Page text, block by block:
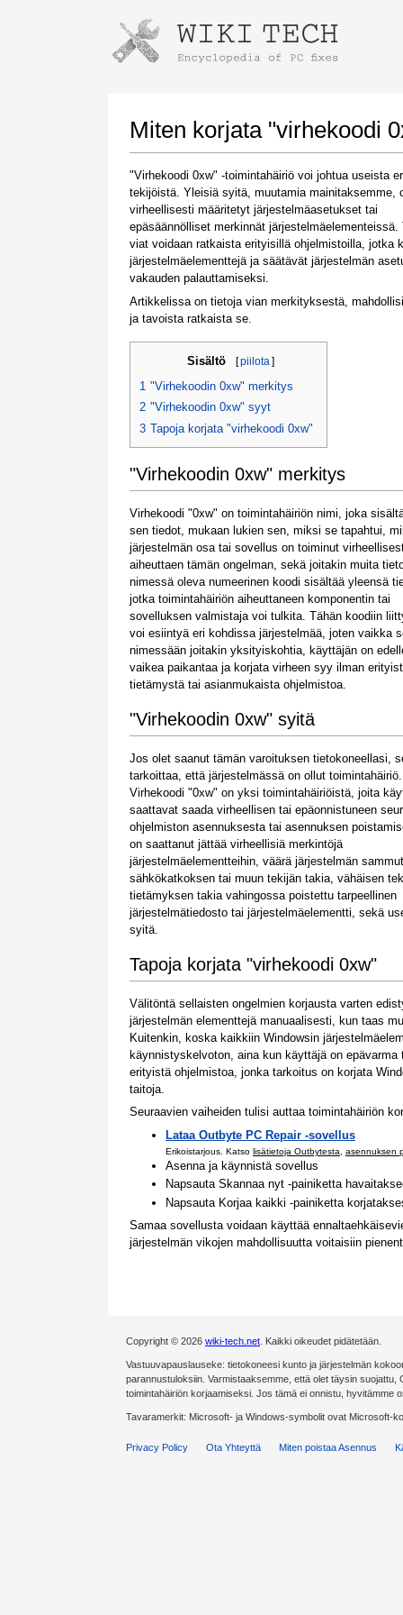
Miten korjata "virhekoodi
"Virhekoodi 0xw" -toimintahäiriö voi johtua useista
tekijöistä. Yleisiä syitä, muutamia mainitaksemme,
virheellisesti määritetyt järjestelmäasetukset tai
epäsäännölliset merkinnät järjestelmäelementeissä.
viat voidaan ratkaista erityisillä ohjelmistoilla, jotka
järjestelmäelementtejä ja säätävät järjestelmän
vakauden palauttamiseksi.
Artikkelissa on tietoja vian merkityksestä,
ja tavoista ratkaista se.
Sisältö [piilota ]
1 "Virhekoodin 0xw" merkitys
2 "Virhekoodin 0xw" syyt
3 Tapoja korjata "virhekoodi 0xw"
"Virhekoodin 0xw" merkitys
Virhekoodi "0xw" on toimintahäiriön nimi, joka
sen tiedot, mukaan lukien sen, miksi se tapahtui,
järjestelmän osa tai sovellus on toiminut
aiheuttaen tämän ongelman, sekä joitakin muita
nimessä oleva numeerinen koodi sisältää yleensä
jotka toimintahäiriön aiheuttaneen komponentin tai
sovelluksen valmistaja voi tulkita. Tähän koodiin
voi esiintyä eri kohdissa järjestelmää, joten vaikka
nimessään joitakin yksityiskohtia, käyttäjän on
vaikea paikantaa ja korjata virheen syy ilman
tietämystä tai asianmukaista ohjelmistoa.
"Virhekoodin 0xw" syitä
Jos olet saanut tämän varoituksen tietokoneellasi,
tarkoittaa, että järjestelmässä on ollut toimintahäiriö.
Virhekoodi "0xw" on yksi toimintahäiriöistä, joita
saattavat saada virheellisen tai epäonnistuneen
ohjelmiston asennuksesta tai asennuksen
on saattanut jättää virheellisiä merkintöjä
järjestelmäelementteihin, väärä järjestelmän
sähkökatkoksen tai muun tekijän takia, vähäisen
tietämyksen takia vahingossa poistettu tarpeellinen
järjestelmätiedosto tai järjestelmäelementti, sekä
syitä.
Tapoja korjata "virhekoodi 0xw"
Välitöntä sellaisten ongelmien korjausta varten
järjestelmän elementtejä manuaalisesti, kun taas
Kuitenkin, koska kaikkiin Windowsin
käynnistyskelvoton, aina kun käyttäjä on
erityistä ohjelmistoa, jonka tarkoitus on korjata
taitoja.
Seuraavien vaiheiden tulisi auttaa toimintahäiriön
Lataa Outbyte PC Repair -sovellus
Erikoistarjous. Katso lisätietoja Outbytesta asennuksen
Asenna ja käynnistä sovellus
Napsauta Skannaa nyt -painiketta
Napsauta Korjaa kaikki -painiketta
Samaa sovellusta voidaan käyttää
järjestelmän vikojen mahdollisuutta voitaisiin
Copyright © 2026 wiki-tech.net . Kaikki oikeudet pidätetään.
Vastuuvapauslauseke: tietokoneesi kunto ja järjestelmän
parannustuloksiin. Varmistaaksemme, että olet täysin
toimintahäiriön korjaamiseksi. Jos tämä ei onnistu,
Tavaramerkit: Microsoft- ja Windows-symbolit ovat Microsoft-
Privacy Policy Ota Yhteyttä Miten poistaa Asennus
Instructions for downloading using
Once the download is complete, click on the
downloaded file link